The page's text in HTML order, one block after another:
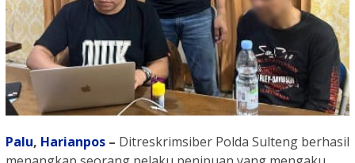
Palu, Harianpos – Ditreskrimsiber Polda Sulteng berhasil